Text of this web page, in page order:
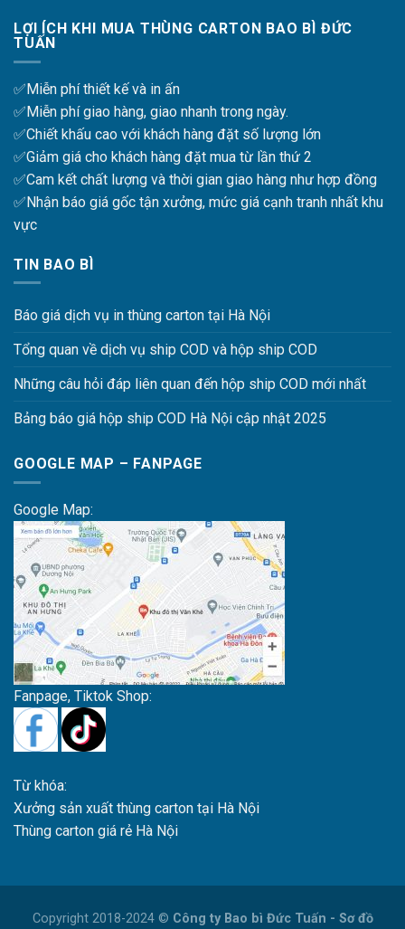
LỢI ÍCH KHI MUA THÙNG CARTON BAO BÌ ĐỨC
TUẤN
✅Miễn phí thiết kế và in ấn
✅Miễn phí giao hàng, giao nhanh trong ngày.
✅Chiết khấu cao với khách hàng đặt số lượng lớn
✅Giảm giá cho khách hàng đặt mua từ lần thứ 2
✅Cam kết chất lượng và thời gian giao hàng như hợp đồng
✅Nhận báo giá gốc tận xưởng, mức giá cạnh tranh nhất khu
vực
TIN BAO BÌ
Báo giá dịch vụ in thùng carton tại Hà Nội
Tổng quan về dịch vụ ship COD và hộp ship COD
Những câu hỏi đáp liên quan đến hộp ship COD mới nhất
Bảng báo giá hộp ship COD Hà Nội cập nhật 2025
GOOGLE MAP – FANPAGE
Google Map:
Fanpage, Tiktok Shop:
Từ khóa:
Xưởng sản xuất thùng carton tại Hà Nội
Thùng carton giá rẻ Hà Nội
Copyright 2018-2024 © Công ty Bao bì Đức Tuấn - Sơ đồ